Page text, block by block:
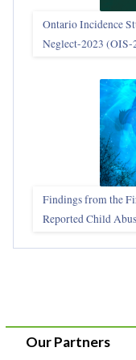
Ontario Incidence
Neglect-2023
Findings from the
Reported Child
Our Partners